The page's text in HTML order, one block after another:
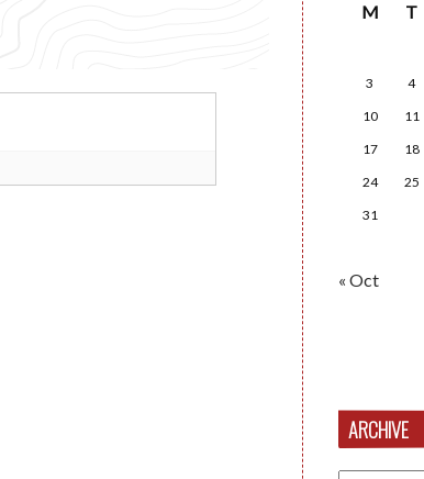
M T
3
4
10
11
17
18
24
25
31
« Oct
ARCHIVE